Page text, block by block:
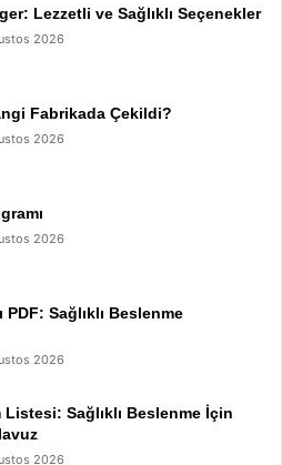
Lezzetli ve Sağlıklı Seçenekler
2026
Fabrikada Çekildi?
2026
2026
PDF: Sağlıklı Beslenme
2026
Sağlıklı Beslenme İçin
2026